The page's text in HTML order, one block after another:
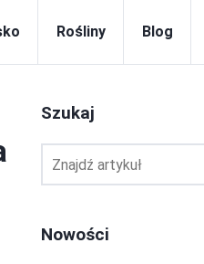
Rośliny Blog
Szukaj
Nowości